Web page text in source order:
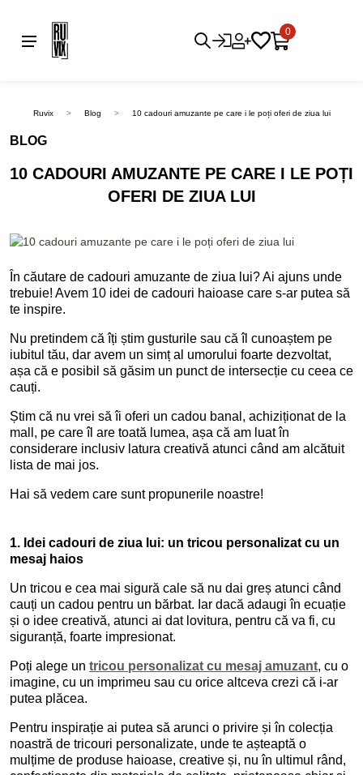
0
Ruvix Blog 10 cadouri amuzante pe care i le poți oferi de ziua lui
BLOG
10 CADOURI AMUZANTE PE CARE I LE POȚI
OFERI DE ZIUA LUI
În căutare de cadouri amuzante de ziua lui? Ai ajuns unde
trebuie! Avem 10 idei de cadouri haioase care s-ar putea să
te inspire.
Nu pretindem că îți știm gusturile sau că îl cunoaștem pe
iubitul tău, dar avem un simț al umorului foarte dezvoltat,
așa că e posibil să găsim un punct de intersecție cu ceea ce
cauți.
Știm că nu vrei să îi oferi un cadou banal, achiziționat de la
mall, pe care îl are toată lumea, așa că am luat în
considerare inclusiv latura creativă atunci când am alcătuit
lista de mai jos.
Hai să vedem care sunt propunerile noastre!
1. Idei cadouri de ziua lui: un tricou personalizat cu un
mesaj haios
Un tricou e cea mai sigură cale să nu dai greș atunci când
cauți un cadou pentru un bărbat. Iar dacă adaugi în ecuație
și o idee creativă, atunci ai dat lovitura, pentru că va fi, cu
siguranță, foarte impresionat.
Poți alege un tricou personalizat cu mesaj amuzant, cu o
imagine, cu un imprimeu sau cu orice altceva crezi că i-ar
putea plăcea.
Pentru inspirație ai putea să arunci o privire și în colecția
noastră de tricouri personalizate, unde te așteaptă o
mulțime de produse haioase, creative și, nu în ultimul rând,